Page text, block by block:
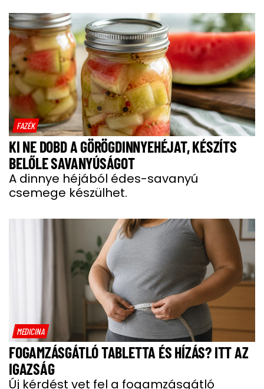
FAZÉK
KI NE DOBD A GÖRÖGDINNYEHÉJAT, KÉSZÍTS
BELŐLE SAVANYÚSÁGOT
A dinnye héjából édes-savanyú
csemege készülhet.
MEDICINA
FOGAMZÁSGÁTLÓ TABLETTA ÉS HÍZÁS? ITT AZ
IGAZSÁG
Új kérdést vet fel a fogamzásgátló